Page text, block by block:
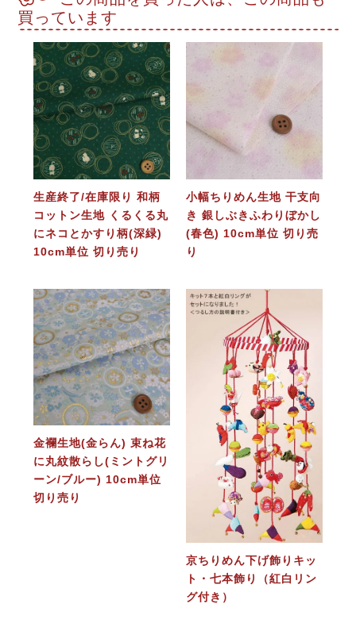
買っています
生産終了/在庫限り 和柄
コットン生地 くるくる丸
にネコとかすり柄(深緑)
10cm単位 切り売り
小幅ちりめん生地 干支向
き 銀しぶきふわりぼかし
(春色) 10cm単位 切り売
り
金襴生地(金らん) 束ね花
に丸紋散らし(ミントグリ
ーン/ブルー) 10cm単位
切り売り
京ちりめん下げ飾りキッ
ト・七本飾り（紅白リン
グ付き）